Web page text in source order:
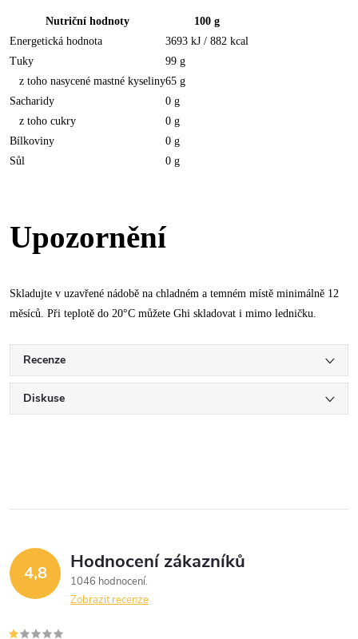
Nutriční hodnoty
100 g
Energetická hodnota
3693 kJ / 882 kcal
Tuky
99 g
z toho nasycené mastné kyseliny65 g
Sacharidy
0 g
z toho cukry
0 g
Bílkoviny
0 g
Sůl
0 g
Upozornění
Skladujte v uzavřené nádobě na chladném a temném místě minimálně 12
měsíců. Při teplotě do 20°C můžete Ghi skladovat i mimo ledničku.
Recenze
Diskuse
4,8 Hodnocení zákazníků
1046 hodnocení
Zobrazit recenze